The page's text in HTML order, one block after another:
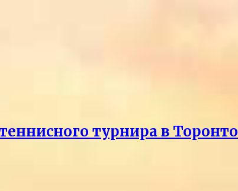
турнира в Торонто